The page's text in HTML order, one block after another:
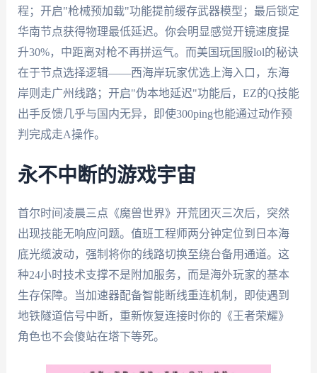
程；开启"枪械预加载"功能提前缓存武器模型；最后锁定
华南节点获得物理最低延迟。你会明显感觉开镜速度提
升30%，中距离对枪不再拼运气。而美国玩国服lol的秘诀
在于节点选择逻辑——西海岸玩家优选上海入口，东海
岸则走广州线路；开启"伪本地延迟"功能后，EZ的Q技能
出手反馈几乎与国内无异，即使300ping也能通过动作预
判完成走A操作。
永不中断的游戏宇宙
首尔时间凌晨三点《魔兽世界》开荒团灭三次后，突然
出现技能无响应问题。值班工程师两分钟定位到日本海
底光缆波动，强制将你的线路切换至绕台备用通道。这
种24小时技术支撑不是附加服务，而是海外玩家的基本
生存保障。当加速器配备智能断线重连机制，即使遇到
地铁隧道信号中断，重新恢复连接时你的《王者荣耀》
角色也不会傻站在塔下等死。